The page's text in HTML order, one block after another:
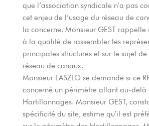
que l’association syndicale n’a pas
cet enjeu de l’usage du réseau de
la concerne. Monsieur GEST rappelle
à la qualité de rassembler les
principales structures et sur le sujet de
réseau de canaux.
Monsieur LASZLO se demande si ce
concerné un périmètre allant au-delà
Hortillonnages. Monsieur GEST,
spécificité du site, estime qu’il est